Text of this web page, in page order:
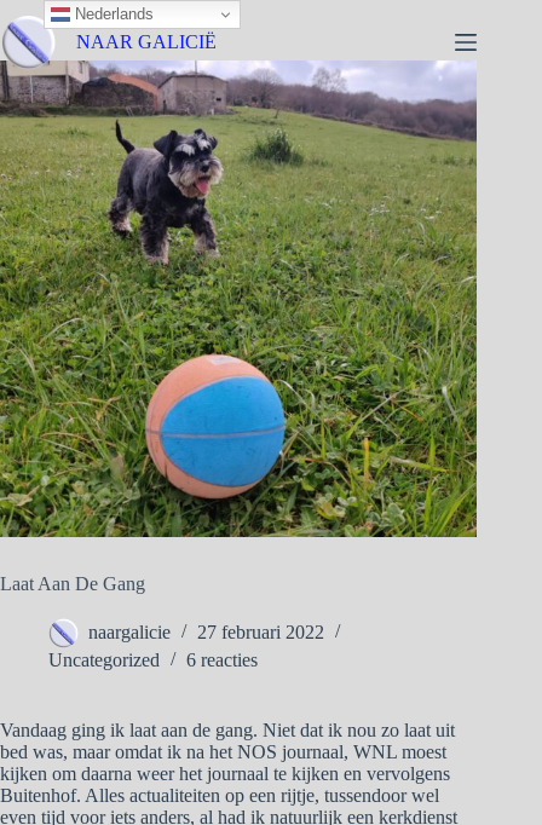
NAAR GALICIË
Laat Aan De Gang
naargalicie
27 februari 2022
Uncategorized
6 reacties
Vandaag ging ik laat aan de gang. Niet dat ik nou zo laat uit
bed was, maar omdat ik na het NOS journaal, WNL moest
kijken om daarna weer het journaal te kijken en vervolgens
Buitenhof. Alles actualiteiten op een rijtje, tussendoor wel
even tijd voor iets anders, al had ik natuurlijk een kerkdienst
Nederlands